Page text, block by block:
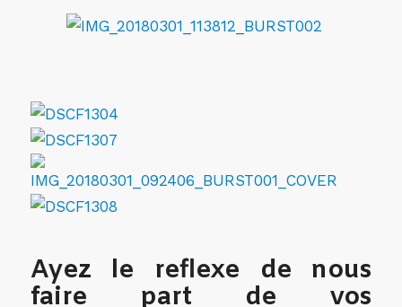
Ayez le reflexe de nous
faire part de vos